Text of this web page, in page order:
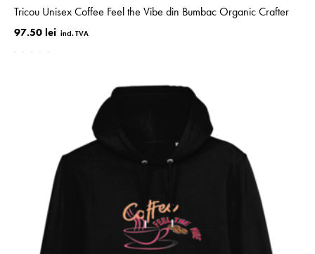
Tricou Unisex Coffee Feel the Vibe din Bumbac Organic Crafter
97.50 lei